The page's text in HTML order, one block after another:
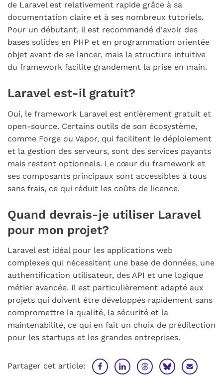
de Laravel est relativement rapide grâce à sa
documentation claire et à ses nombreux tutoriels.
Pour un débutant, il est recommandé d'avoir des
bases solides en PHP et en programmation orientée
objet avant de se lancer, mais la structure intuitive
du framework facilite grandement la prise en main.
Laravel est-il gratuit?
Oui, le framework Laravel est entièrement gratuit et
open-source. Certains outils de son écosystème,
comme Forge ou Vapor, qui facilitent le déploiement
et la gestion des serveurs, sont des services payants
mais restent optionnels. Le cœur du framework et
ses composants principaux sont accessibles à tous
sans frais, ce qui réduit les coûts de licence.
Quand devrais-je utiliser Laravel
pour mon projet?
Laravel est idéal pour les applications web
complexes qui nécessitent une base de données, une
authentification utilisateur, des API et une logique
métier avancée. Il est particulièrement adapté aux
projets qui doivent être développés rapidement sans
compromettre la qualité, la sécurité et la
maintenabilité, ce qui en fait un choix de prédilection
pour les startups et les grandes entreprises.
Partager cet article: